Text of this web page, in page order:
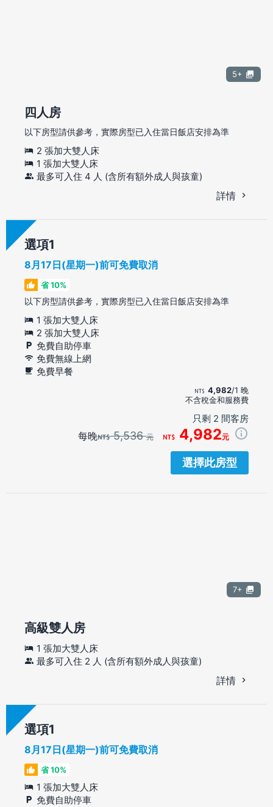
5+
四人房
以下房型請供參考，實際房型已入住當日飯店安排為準
2 張加大雙人床
1 張加大雙人床
最多可入住 4 人 (含所有額外成人與孩童)
詳情
選項
8月17日(星期一)前可免費取消
省 10%
以下房型請供參考，實際房型已入住當日飯店安排為準
1 張加大雙人床
2 張加大雙人床
免費自助停車
免費無線上網
免費早餐
4,982/1 晚
不含稅金和服務費
只剩 2 間客房
每晚 5,536元 4,982元
選擇此房型
7+
高級雙人房
1 張加大雙人床
最多可入住 2 人 (含所有額外成人與孩童)
詳情
選項
8月17日(星期一)前可免費取消
省 10%
1 張加大雙人床
免費自助停車